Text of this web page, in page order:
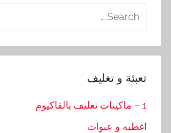
Search
تعبئة و تغليف
1 – ماكينات تغليف بالفاكيوم
اغطيه و عبوات